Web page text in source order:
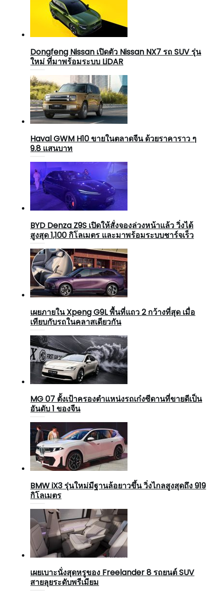
Dongfeng Nissan เปิดตัว Nissan NX7 รถ SUV รุ่น
ใหม่ ที่มาพร้อมระบบ LiDAR
Haval GWM H10 ขายในตลาดจีน ด้วยราคาราว ๆ
9.8 แสนบาท
BYD Denza Z9S เปิดให้สั่งจองล่วงหน้าแล้ว วิ่งได้
สูงสุด 1,100 กิโลเมตร และมาพร้อมระบบชาร์จเร็ว
เผยภายใน Xpeng G9L พื้นที่แถว 2 กว้างที่สุด เมื่อ
เทียบกับรถในคลาสเดียวกัน
MG 07 ตั้งเป้าครองตำแหน่งรถเก๋งซีดานที่ขายดีเป็น
อันดับ 1 ของจีน
BMW iX3 รุ่นใหม่มีฐานล้อยาวขึ้น วิ่งไกลสูงสุดถึง 919
กิโลเมตร
เผยเบาะนั่งสุดหรูของ Freelander 8 รถยนต์ SUV
สายลุยระดับพรีเมียม